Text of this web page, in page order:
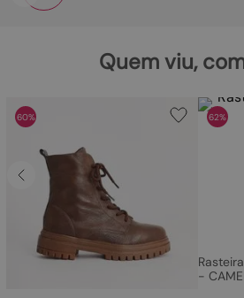
Quem viu,
60% 62%
-